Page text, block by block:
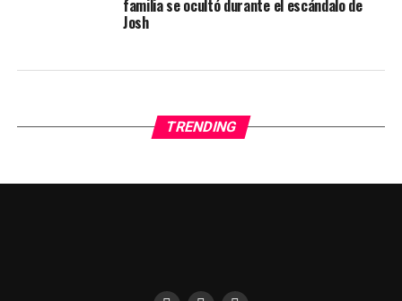
familia se ocultó durante el escándalo de
Josh
TRENDING